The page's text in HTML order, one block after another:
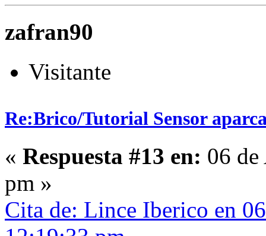
zafran90
Visitante
Re:Brico/Tutorial Sensor
« Respuesta #13 en: 06
pm »
Cita de: Lince Iberico en